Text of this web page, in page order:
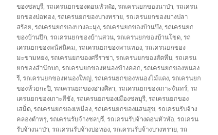
ของชลบุรี,รถเครนยกของดอนหัวฬ่อ,รถเครนยกของนาป่า,รถเครน
ยกของบ่อทอง,รถเครนยกของบางทราย,รถเครนยกของบางปลา
สร้อย,รถเครนยกของบางละมุง,รถเครนยกของบ้านบึง,รถเครนยก
ของบ้านปึก,รถเครนยกของบ้านสวน,รถเครนยกของบ้านโขด,รถ
เครนยกของพนัสนิคม,รถเครนยกของพานทอง,รถเครนยกของ
มะขามหย่ง,รถเครนยกของศรีราชา,รถเครนยกของสัตหีบ,รถเครน
ยกของสำนักบก,รถเครนยกของหนองข้างคอก,รถเครนยกของหนอง
รี,รถเครนยกของหนองใหญ่,รถเครนยกของหนองไม้แดง,รถเครนยก
ของห้วยกะปิ,รถเครนยกของอ่างศิลา,รถเครนยกของเกาะจันทร์,รถ
เครนยกของเกาะสีชัง,รถเครนยกของเมืองชลบุรี,รถเครนยกของ
เสม็ด,รถเครนยกของเหมือง,รถเครนยกของแสนสุข,รถเครนรับจ้าง
คลองตำหรุ,รถเครนรับจ้างชลบุรี,รถเครนรับจ้างดอนหัวฬ่อ,รถเครน
รับจ้างนาป่า,รถเครนรับจ้างบ่อทอง,รถเครนรับจ้างบางทราย,รถ